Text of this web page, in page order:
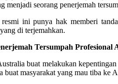
menjadi seorang penerjemah
resmi ini punya hak memberi
di terjemahkan.
Tersumpah
buat melakukan
masyarakat yang mau tiba ke